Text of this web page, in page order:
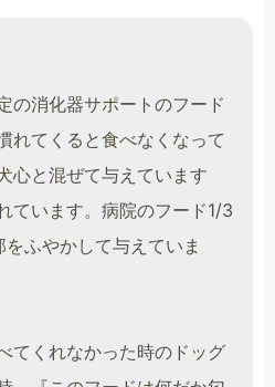
の消化器サポートのフード
れてくると食べなくなって
心と混ぜて与えています
ています。病院のフード1/3
ふやかして与えていま
てくれなかった時のドッグ